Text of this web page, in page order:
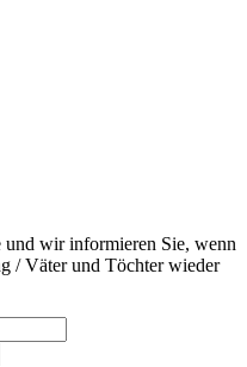
wir informieren Sie, wenn
/ Väter und Töchter wieder